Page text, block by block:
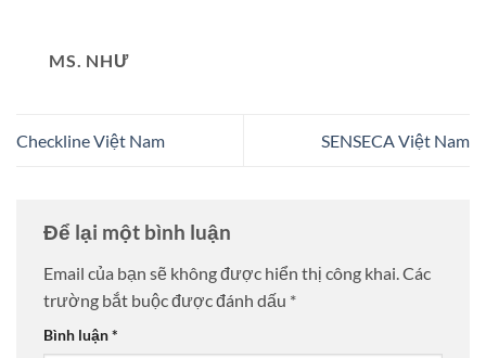
MS. NHƯ
Checkline Việt Nam SENSECA Việt Nam
Để lại một bình luận
Email của bạn sẽ không được hiển thị công khai. Các
trường bắt buộc được đánh dấu *
Bình luận*